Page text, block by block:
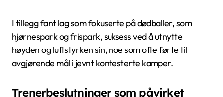
I tillegg fant lag som fokuserte på dødballer, som
hjørnespark og frispark, suksess ved å utnytte
høyden og luftstyrken sin, noe som ofte førte til
avgjørende mål i jevnt kontesterte kamper.
Trenerbeslutninger som påvirket